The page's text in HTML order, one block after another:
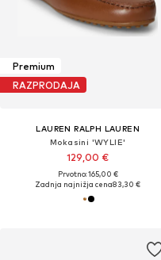
Premium
RAZPRODAJA
LAUREN RALPH LAUREN
Mokasini 'WYLIE'
129,00 €
Prvotno: 165,00 €
Zadnja najnižja cena83,30 €